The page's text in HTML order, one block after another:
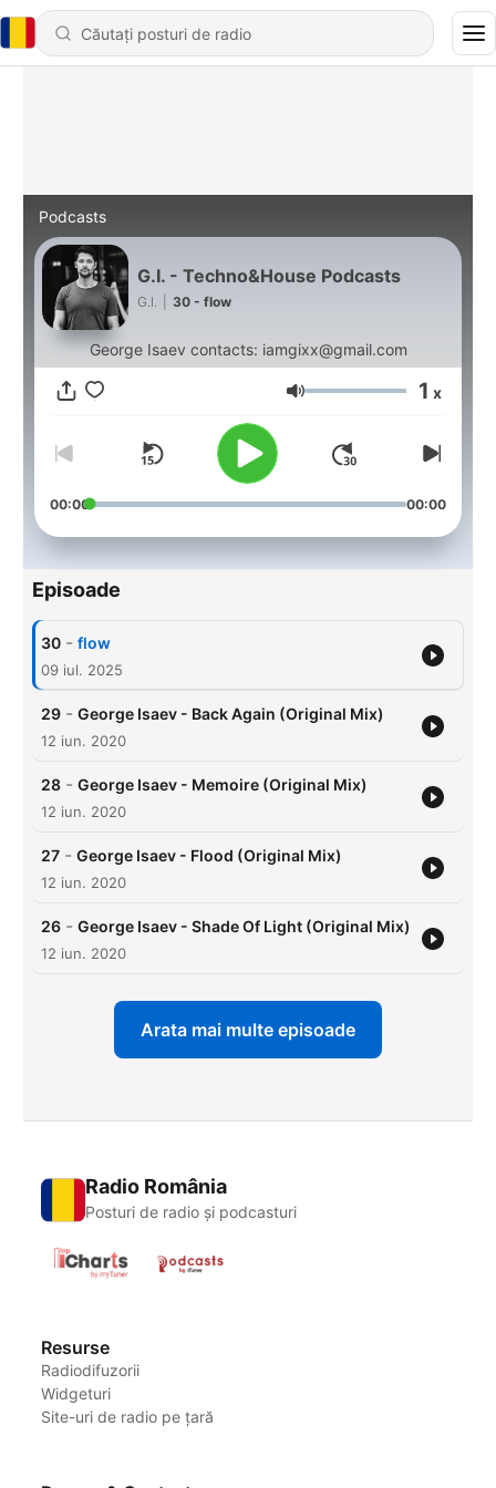
Podcasts
G.I. - Techno&House Podcasts
G.I. 30 - flow
George Isaev contacts: iamgixx@gmail.com
Volum 1 x
00:00 00:00
Episoade
30 - flow
09 iul. 2025
29 - George Isaev - Back Again (Original Mix)
12 iun. 2020
28 - George Isaev - Memoire (Original Mix)
12 iun. 2020
27 - George Isaev - Flood (Original Mix)
12 iun. 2020
26 - George Isaev - Shade Of Light (Original Mix)
12 iun. 2020
Arata mai multe episoade
Radio România
Posturi de radio și podcasturi
Resurse
Radiodifuzorii
Widgeturi
Site-uri de radio pe țară